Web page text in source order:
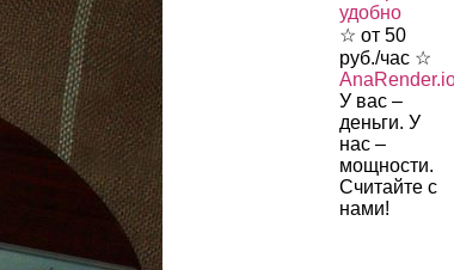
удобно
☆ от 50
руб./час ☆
У вас –
деньги. У
нас –
мощности.
Считайте с
нами!